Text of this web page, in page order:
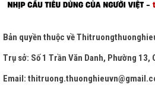
Bản quyền thuộc về
Trụ sở: Số 1 Trần Văn Danh, Phường 13,
Email: